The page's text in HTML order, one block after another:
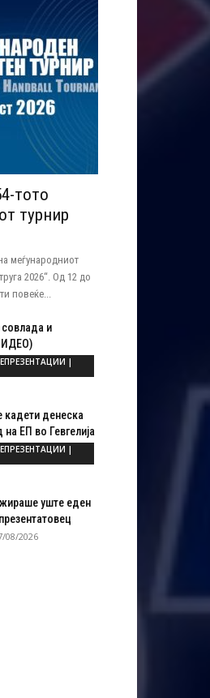
тото
турнир
меѓународниот
2026“. Од 12 до
повеќе...
совлада и
|
кадети денеска
ЕП во Гевгелија
|
уште еден
08/2026